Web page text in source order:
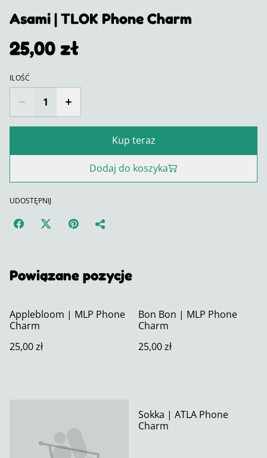
Asami | TLOK Phone Charm
25,00 zł
ILOŚĆ
Kup teraz
Dodaj do koszyka
UDOSTĘPNIJ
Powiązane pozycje
Applebloom | MLP Phone
Charm
25,00 zł
Bon Bon | MLP Phone
Charm
25,00 zł
Sokka | ATLA Phone
Charm